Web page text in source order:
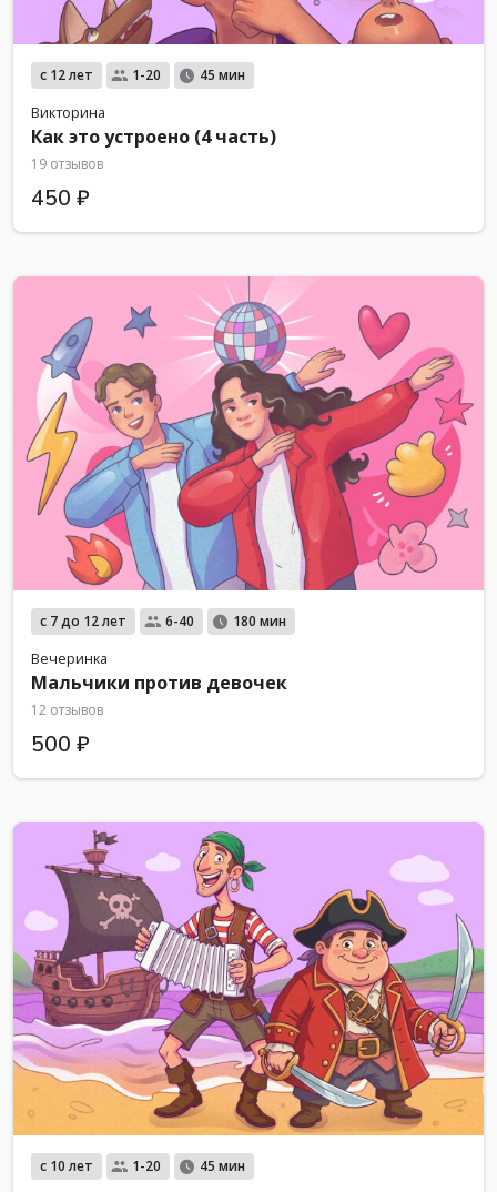
с 12 лет 1-20 45 мин
Викторина
Как это устроено (4 часть)
19 отзывов
450 ₽
с 7 до 12 лет 6-40 180 мин
Вечеринка
Мальчики против девочек
12 отзывов
500 ₽
с 10 лет 1-20 45 мин